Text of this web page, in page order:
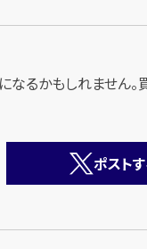
るかもしれません
ポスト